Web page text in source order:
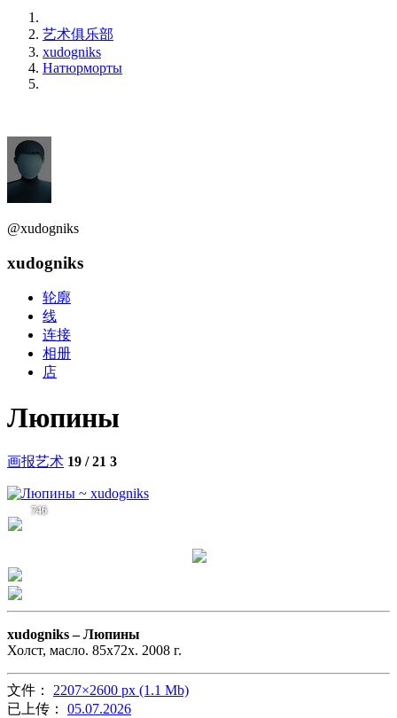
艺术俱乐部
xudogniks
Натюрморты
@xudogniks
xudogniks
轮廓
线
连接
相册
店
Люпины
画报艺术 19 / 21 3
746
xudogniks –Люпины
Холст, масло. 85х72х. 2008 г.
文件： 2207×2600 px (1.1 Mb)
已上传： 05.07.2026